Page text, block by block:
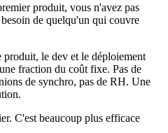
produit, vous n'avez pas
de quelqu'un qui couvre
le dev et le déploiement
fraction du coût fixe. Pas de
de synchro, pas de RH. Une
C'est beaucoup plus efficace